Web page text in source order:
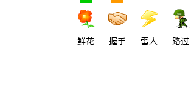
鲜花 握手 雷人 路过